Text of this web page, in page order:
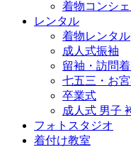
着物コンシェ
レンタル
着物レンタル
成人式振袖
留袖・訪問
七五三・お宮
卒業式
成人式 男子
フォトスタジオ
着付け教室